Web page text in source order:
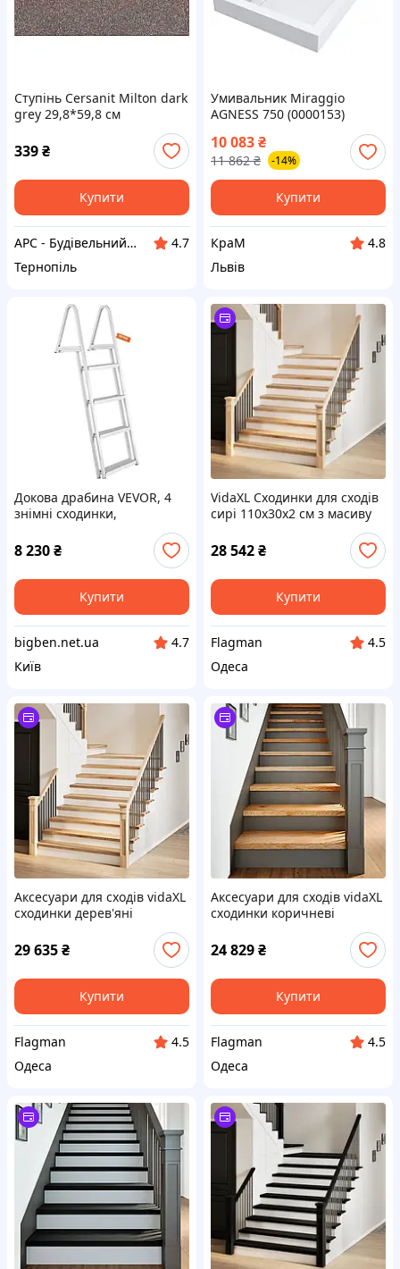
Ступінь Cersanit Milton dark
grey 29,8*59,8 см
339₴
Купити
АРС - Будівельний інтернет-гіпермаркет
4.7
Тернопіль
Умивальник Miraggio
AGNESS 750 (0000153)
Miramarble | Глянцевий |
Накладний/Врізний | Білий
10 083₴
11 862 ₴ -14%
Купити
КраМ
4.8
Львів
Докова драбина VEVOR, 4
знімні сходинки,
вантажопідйомність 159 кг,
човнова драбина з
алюмінієвого сплаву зі
сходинками шириною 10
8 230₴
Купити
bigben.net.ua
4.7
Київ
VidaXL Сходинки для сходів
сирі 110x30x2 см з масиву
28 542₴
Купити
Flagman
4.5
Одеса
Аксесуари для сходів vidaXL
сходинки дерев'яні
29 635₴
Купити
Flagman
4.5
Одеса
Аксесуари для сходів vidaXL
сходинки коричневі
80x30x2см масив дуба 8 шт.
3282972
24 829₴
Купити
Flagman
4.5
Одеса